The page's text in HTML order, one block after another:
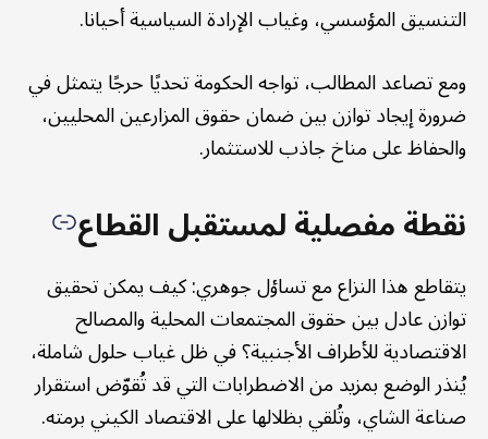
التنسيق المؤسسي، وغياب الإرادة السياسية أحيانا.
ومع تصاعد المطالب، تواجه الحكومة تحديًا حرجًا يتمثل في
ضرورة إيجاد توازن بين ضمان حقوق المزارعين المحليين،
والحفاظ على مناخ جاذب للاستثمار.
نقطة مفصلية لمستقبل القطاع
يتقاطع هذا النزاع مع تساؤل جوهري: كيف يمكن تحقيق
توازن عادل بين حقوق المجتمعات المحلية والمصالح
الاقتصادية للأطراف الأجنبية؟ في ظل غياب حلول شاملة،
يُنذر الوضع بمزيد من الاضطرابات التي قد تُقوّض استقرار
صناعة الشاي، وتُلقي بظلالها على الاقتصاد الكيني برمته.